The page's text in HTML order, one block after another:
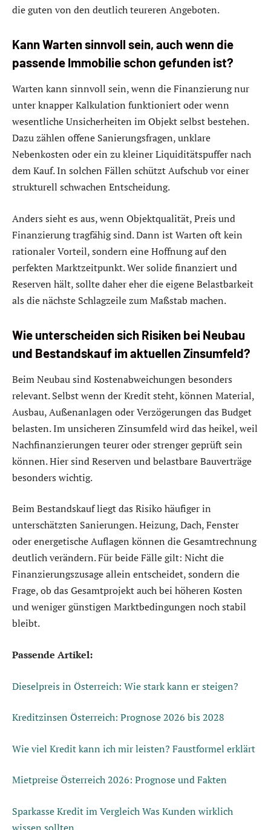
die guten von den deutlich teureren Angeboten.
Kann Warten sinnvoll sein, auch wenn die
passende Immobilie schon gefunden ist?
Warten kann sinnvoll sein, wenn die Finanzierung nur
unter knapper Kalkulation funktioniert oder wenn
wesentliche Unsicherheiten im Objekt selbst bestehen.
Dazu zählen offene Sanierungsfragen, unklare
Nebenkosten oder ein zu kleiner Liquiditätspuffer nach
dem Kauf. In solchen Fällen schützt Aufschub vor einer
strukturell schwachen Entscheidung.
Anders sieht es aus, wenn Objektqualität, Preis und
Finanzierung tragfähig sind. Dann ist Warten oft kein
rationaler Vorteil, sondern eine Hoffnung auf den
perfekten Marktzeitpunkt. Wer solide finanziert und
Reserven hält, sollte daher eher die eigene Belastbarkeit
als die nächste Schlagzeile zum Maßstab machen.
Wie unterscheiden sich Risiken bei Neubau
und Bestandskauf im aktuellen Zinsumfeld?
Beim Neubau sind Kostenabweichungen besonders
relevant. Selbst wenn der Kredit steht, können Material,
Ausbau, Außenanlagen oder Verzögerungen das Budget
belasten. Im unsicheren Zinsumfeld wird das heikel, weil
Nachfinanzierungen teurer oder strenger geprüft sein
können. Hier sind Reserven und belastbare Bauverträge
besonders wichtig.
Beim Bestandskauf liegt das Risiko häufiger in
unterschätzten Sanierungen. Heizung, Dach, Fenster
oder energetische Auflagen können die Gesamtrechnung
deutlich verändern. Für beide Fälle gilt: Nicht die
Finanzierungszusage allein entscheidet, sondern die
Frage, ob das Gesamtprojekt auch bei höheren Kosten
und weniger günstigen Marktbedingungen noch stabil
bleibt.
Passende Artikel:
Dieselpreis in Österreich: Wie stark kann er steigen?
Kreditzinsen Österreich: Prognose 2026 bis 2028
Wie viel Kredit kann ich mir leisten? Faustformel erklärt
Mietpreise Österreich 2026: Prognose und Fakten
Sparkasse Kredit im Vergleich Was Kunden wirklich